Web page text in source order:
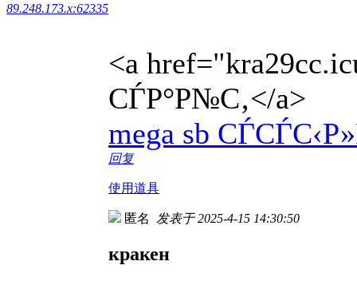
89.248.173.x:62335
<a
СЃР°Р№С‚</a>
mega sb
回复
使用道具
匿名 发表于 2025-4-15 14:30:50
кракен